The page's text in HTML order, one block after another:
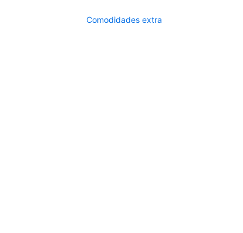
Comodidades extra